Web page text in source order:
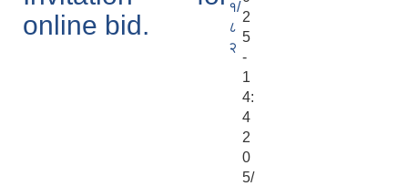
online bid.
१/
८
२
2
5
-
1
4:
4
2
0
5/